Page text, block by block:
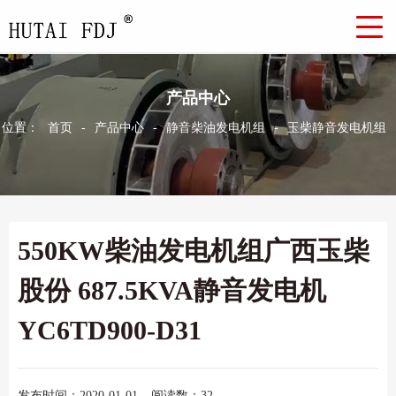
产品中心
位置： 首页 - 产品中心 - 静音柴油发电机组 - 玉柴静音发电机组
550KW柴油发电机组广西玉柴
股份 687.5KVA静音发电机
YC6TD900-D31